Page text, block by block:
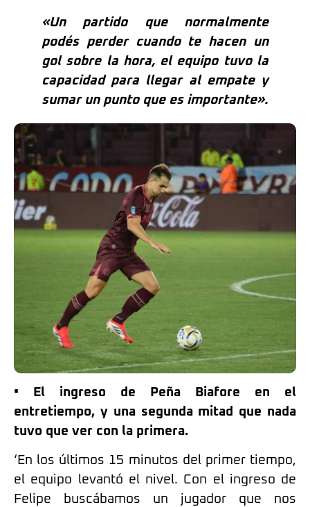
«Un partido que normalmente
podés perder cuando te hacen un
gol sobre la hora, el equipo tuvo la
capacidad para llegar al empate y
sumar un punto que es importante».
• El ingreso de Peña Biafore en el
entretiempo, y una segunda mitad que nada
tuvo que ver con la primera.
‘En los últimos 15 minutos del primer tiempo,
el equipo levantó el nivel. Con el ingreso de
Felipe buscábamos un jugador que nos